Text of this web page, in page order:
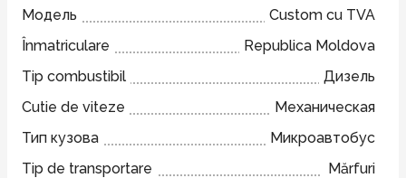
Модель
Custom cu TVA
Înmatriculare
Republica Moldova
Tip combustibil
Дизель
Cutie de viteze
Механическая
Тип кузова
Микроавтобус
Tip de transportare
Mărfuri